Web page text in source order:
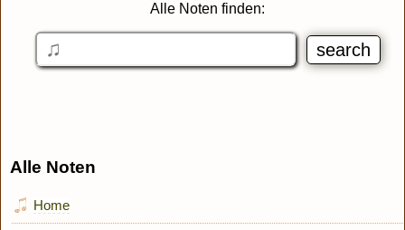
Alle Noten finden:
Alle Noten
Home